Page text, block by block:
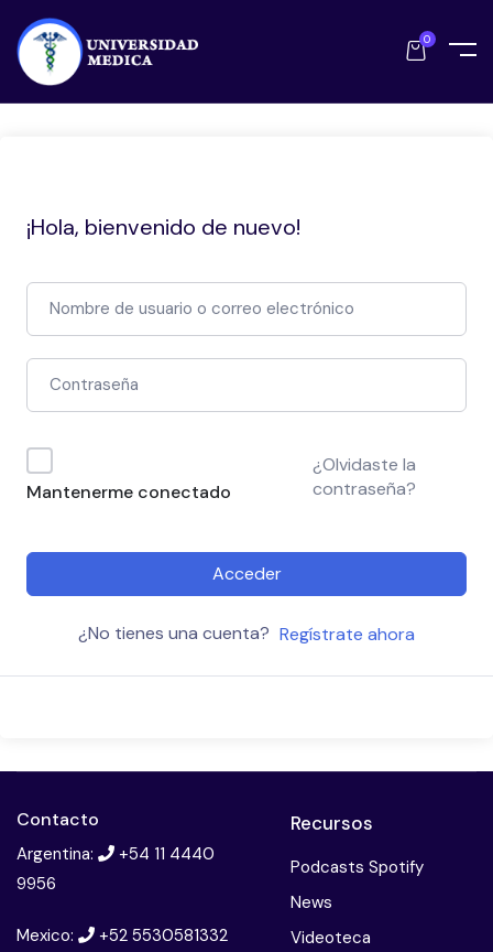
0
¡Hola, bienvenido de nuevo!
Mantenerme conectado
¿Olvidaste la
contraseña?
Acceder
¿No tienes una cuenta? Regístrate ahora
Contacto
Argentina:
+54 11 4440
9956
Mexico:
+52 5530581332
Recursos
Podcasts Spotify
News
Videoteca